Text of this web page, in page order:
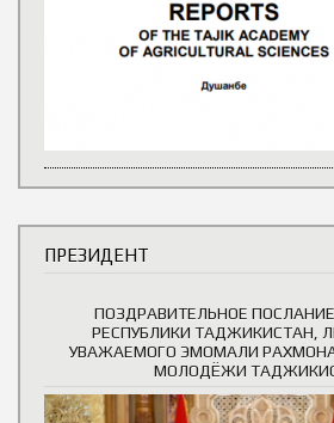
ПРЕЗИДЕНТ
ПОЗДРАВИТЕЛЬНОЕ
РЕСПУБЛИКИ ТАДЖИКИСТАН,
УВАЖАЕМОГО ЭМОМАЛИ
МОЛОДЁЖИ